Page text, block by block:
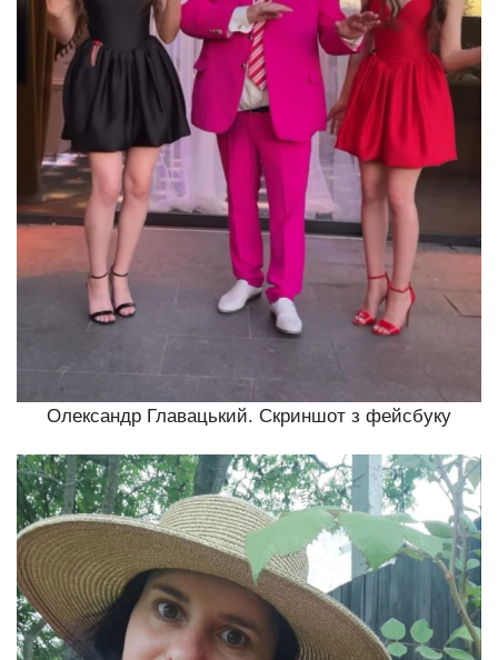
Олександр Главацький. Скриншот з фейсбуку